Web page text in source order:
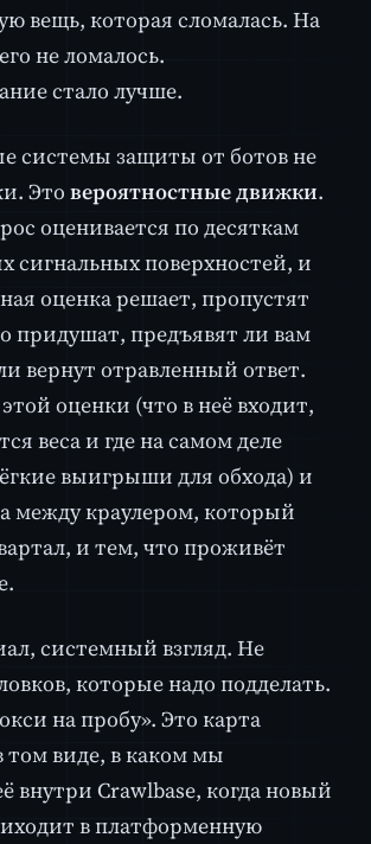
вещь, которая сломалась. На
не ломалось.
стало лучше.
системы защиты от ботов не
Это вероятностные движки.
оценивается по десяткам
сигнальных поверхностей, и
оценка решает, пропустят
придушат, предъявят ли вам
вернут отравленный ответ.
оценки (что в неё входит,
веса и где на самом деле
выигрыши для обхода) и
между краулером, который
и тем, что проживёт
системный взгляд. Не
которые надо подделать.
на пробу». Это карта
том виде, в каком мы
внутри Crawlbase, когда новый
в платформенную